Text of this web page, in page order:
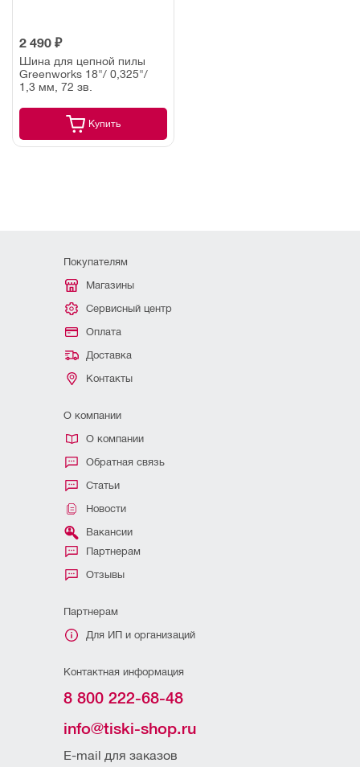
2 490 ₽
Шина для цепной пилы
Greenworks 18"/ 0,325"/
1,3 мм, 72 зв.
Купить
Покупателям
Магазины
Сервисный центр
Оплата
Доставка
Контакты
О компании
О компании
Обратная связь
Статьи
Новости
Вакансии
Партнерам
Отзывы
Партнерам
Для ИП и организаций
Контактная информация
8 800 222-68-48
info@tiski-shop.ru
E-mail для заказов